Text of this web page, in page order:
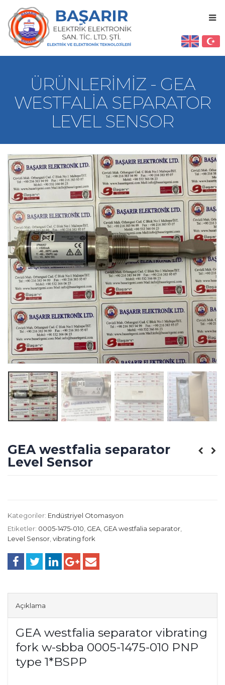
ÜRÜNLERIMIZ - GEA
WESTFALIA SEPARATOR
LEVEL SENSOR
GEA westfalia separator
Level Sensor
Kategoriler: Endüstriyel Otomasyon
Etiketler: 0005-1475-010 GEA GEA westfalia separator
Level Sensor vibrating fork
Açıklama
GEA westfalia separator vibrating
fork w-sbba 0005-1475-010 PNP
type 1*BSPP